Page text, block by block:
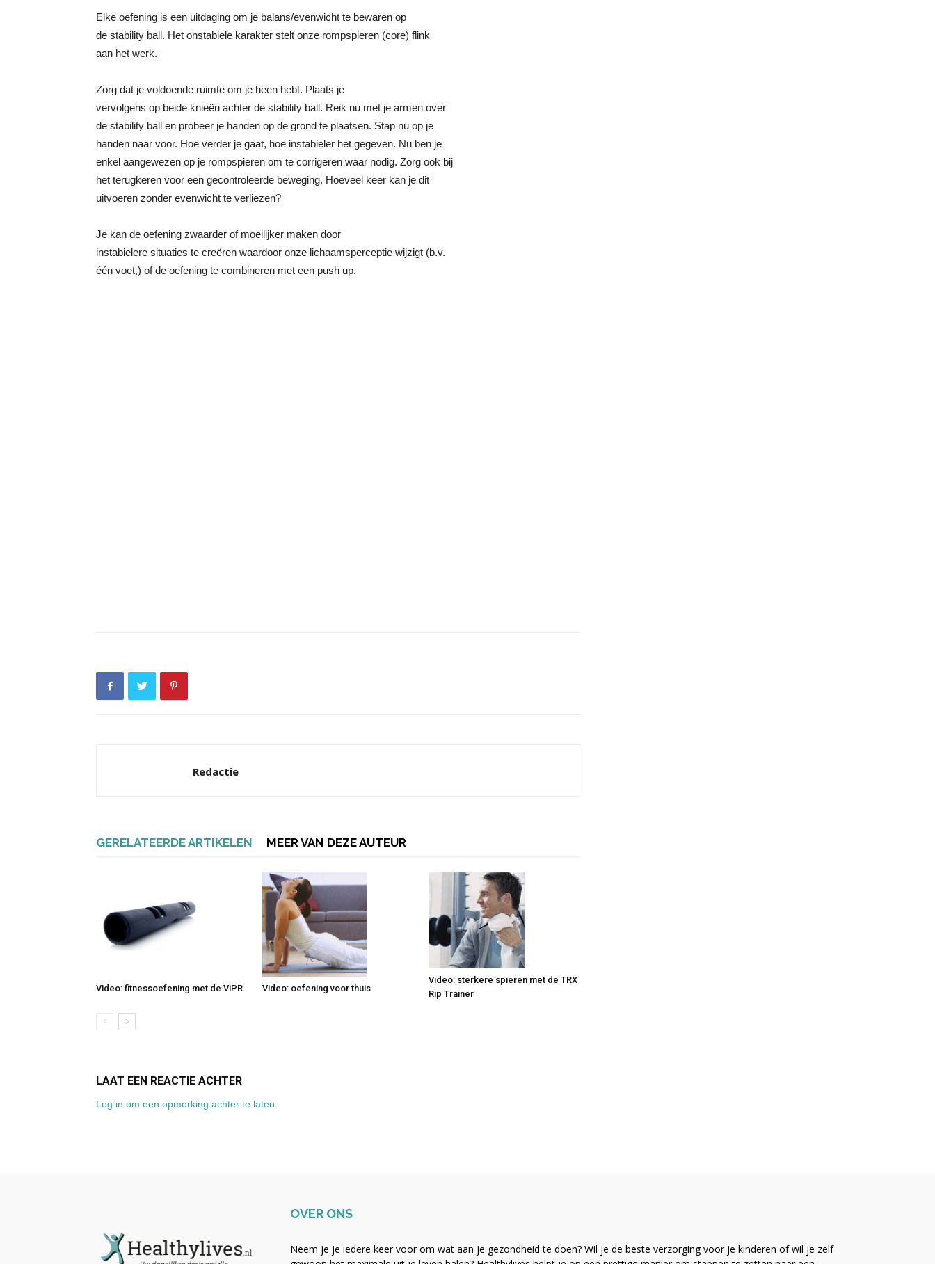
Elke oefening is een uitdaging om je balans/evenwicht te bewaren op
de stability ball. Het onstabiele karakter stelt onze rompspieren (core) flink
aan het werk.
Zorg dat je voldoende ruimte om je heen hebt. Plaats je
vervolgens op beide knieën achter de stability ball. Reik nu met je armen over
de stability ball en probeer je handen op de grond te plaatsen. Stap nu op je
handen naar voor. Hoe verder je gaat, hoe instabieler het gegeven. Nu ben je
enkel aangewezen op je rompspieren om te corrigeren waar nodig. Zorg ook bij
het terugkeren voor een gecontroleerde beweging. Hoeveel keer kan je dit
uitvoeren zonder evenwicht te verliezen?
Je kan de oefening zwaarder of moeilijker maken door
instabielere situaties te creëren waardoor onze lichaamsperceptie wijzigt (b.v.
één voet,) of de oefening te combineren met een push up.
Redactie
GERELATEERDE ARTIKELEN MEER VAN DEZE AUTEUR
Video: fitnessoefening met de ViPR Video: oefening voor thuis
Video: sterkere spieren met de TRX
Rip Trainer
LAAT EEN REACTIE ACHTER
Log in om een opmerking achter te laten
OVER ONS
Neem je je iedere keer voor om wat aan je gezondheid te doen? Wil je de beste verzorging voor je kinderen of wil je zelf